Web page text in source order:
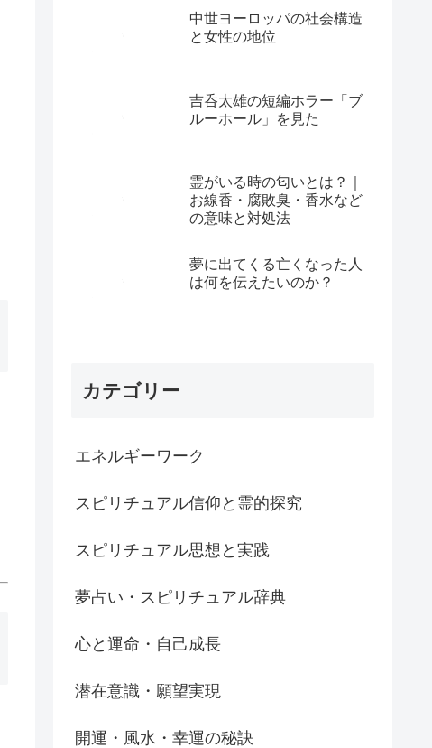
中世ヨーロッパの社会構造
と女性の地位
吉呑太雄の短編ホラー「ブ
ルーホール」を見た
霊がいる時の匂いとは？｜
お線香・腐敗臭・香水など
の意味と対処法
夢に出てくる亡くなった人
は何を伝えたいのか？
カテゴリー
エネルギーワーク
スピリチュアル信仰と霊的探究
スピリチュアル思想と実践
夢占い・スピリチュアル辞典
心と運命・自己成長
潜在意識・願望実現
開運・風水・幸運の秘訣